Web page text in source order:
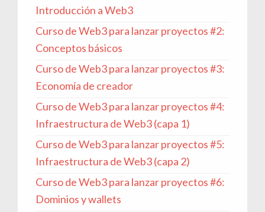
Introducción a Web3
Curso de Web3 para lanzar proyectos #2:
Conceptos básicos
Curso de Web3 para lanzar proyectos #3:
Economía de creador
Curso de Web3 para lanzar proyectos #4:
Infraestructura de Web3 (capa 1)
Curso de Web3 para lanzar proyectos #5:
Infraestructura de Web3 (capa 2)
Curso de Web3 para lanzar proyectos #6:
Dominios y wallets